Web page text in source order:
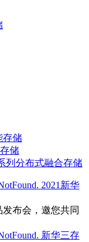
存储
储
列分布式融合存储
2021新华
布会，邀您共同
新华三存